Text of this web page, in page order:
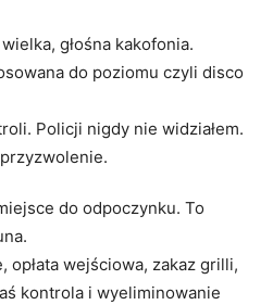
głośna kakofonia.
do poziomu czyli disco
Policji nigdy nie widziałem.
do odpoczynku. To
opłata wejściowa, zakaz grilli,
kontrola i wyeliminowanie